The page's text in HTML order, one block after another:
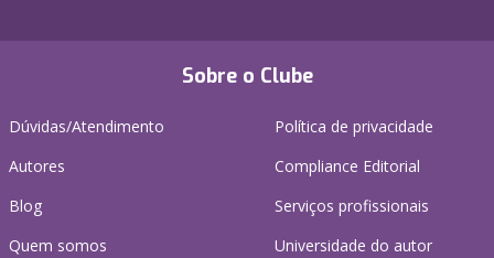
Sobre o Clube
Dúvidas/Atendimento
Autores
Blog
Quem somos
Política de privacidade
Compliance Editorial
Serviços profissionais
Universidade do autor